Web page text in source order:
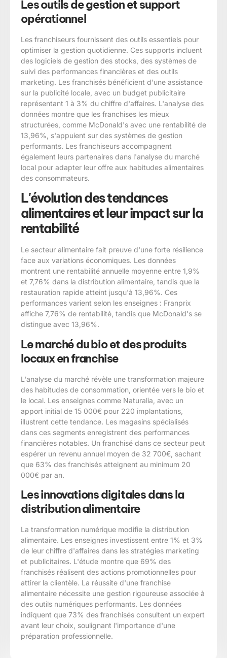
Les outils de gestion et support
opérationnel
Les franchiseurs fournissent des outils essentiels pour
optimiser la gestion quotidienne. Ces supports incluent
des logiciels de gestion des stocks, des systèmes de
suivi des performances financières et des outils
marketing. Les franchisés bénéficient d'une assistance
sur la publicité locale, avec un budget publicitaire
représentant 1 à 3% du chiffre d'affaires. L'analyse des
données montre que les franchises les mieux
structurées, comme McDonald's avec une rentabilité de
13,96%, s'appuient sur des systèmes de gestion
performants. Les franchiseurs accompagnent
également leurs partenaires dans l'analyse du marché
local pour adapter leur offre aux habitudes alimentaires
des consommateurs.
L'évolution des tendances
alimentaires et leur impact sur la
rentabilité
Le secteur alimentaire fait preuve d'une forte résilience
face aux variations économiques. Les données
montrent une rentabilité annuelle moyenne entre 1,9%
et 7,76% dans la distribution alimentaire, tandis que la
restauration rapide atteint jusqu'à 13,96%. Ces
performances varient selon les enseignes : Franprix
affiche 7,76% de rentabilité, tandis que McDonald's se
distingue avec 13,96%.
Le marché du bio et des produits
locaux en franchise
L'analyse du marché révèle une transformation majeure
des habitudes de consommation, orientée vers le bio et
le local. Les enseignes comme Naturalia, avec un
apport initial de 15 000€ pour 220 implantations,
illustrent cette tendance. Les magasins spécialisés
dans ces segments enregistrent des performances
financières notables. Un franchisé dans ce secteur peut
espérer un revenu annuel moyen de 32 700€, sachant
que 63% des franchisés atteignent au minimum 20
000€ par an.
Les innovations digitales dans la
distribution alimentaire
La transformation numérique modifie la distribution
alimentaire. Les enseignes investissent entre 1% et 3%
de leur chiffre d'affaires dans les stratégies marketing
et publicitaires. L'étude montre que 69% des
franchisés réalisent des actions promotionnelles pour
attirer la clientèle. La réussite d'une franchise
alimentaire nécessite une gestion rigoureuse associée à
des outils numériques performants. Les données
indiquent que 73% des franchisés consultent un expert
avant leur choix, soulignant l'importance d'une
préparation professionnelle.